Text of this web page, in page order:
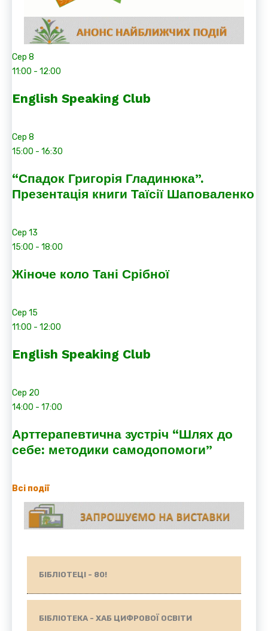
Сер 8
11:00 - 12:00
English Speaking Club
Сер 8
15:00 - 16:30
“Спадок Григорія Гладинюка”.
Презентація книги Таїсії Шаповаленко
Сер 13
15:00 - 18:00
Жіноче коло Тані Срібної
Сер 15
11:00 - 12:00
English Speaking Club
Сер 20
14:00 - 17:00
Арттерапевтична зустріч “Шлях до
себе: методики самодопомоги”
Всі події
БІБЛІОТЕЦІ - 80!
БІБЛІОТЕКА - ХАБ ЦИФРОВОЇ ОСВІТИ